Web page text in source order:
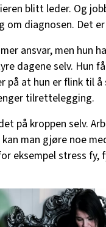
blitt leder. Og
om diagnosen. Det
ansvar, men hun
dagene selv. Hun
på at hun er flink til
tilrettelegging.
på kroppen selv.
man gjøre noe
eksempel stress fy,